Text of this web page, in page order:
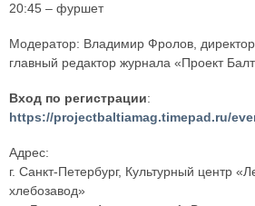
20:45 – фуршет
Модератор: Владимир Фролов,
главный редактор журнала «Проект
Вход по регистрации:
https://projectbaltiamag.timepad.ru/
Адрес:
г. Санкт-Петербург, Культурный центр
хлебозавод»